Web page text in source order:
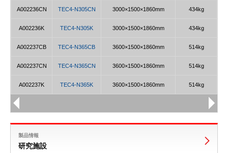
A002236CN TEC4-N305CN 3000×1500×1860mm 434kg
A002236K TEC4-N305K 3000×1500×1860mm 434kg
A002237CB TEC4-N365CB 3600×1500×1860mm 514kg
A002237CN TEC4-N365CN 3600×1500×1860mm 514kg
A002237K TEC4-N365K 3600×1500×1860mm 514kg
製品情報
研究施設